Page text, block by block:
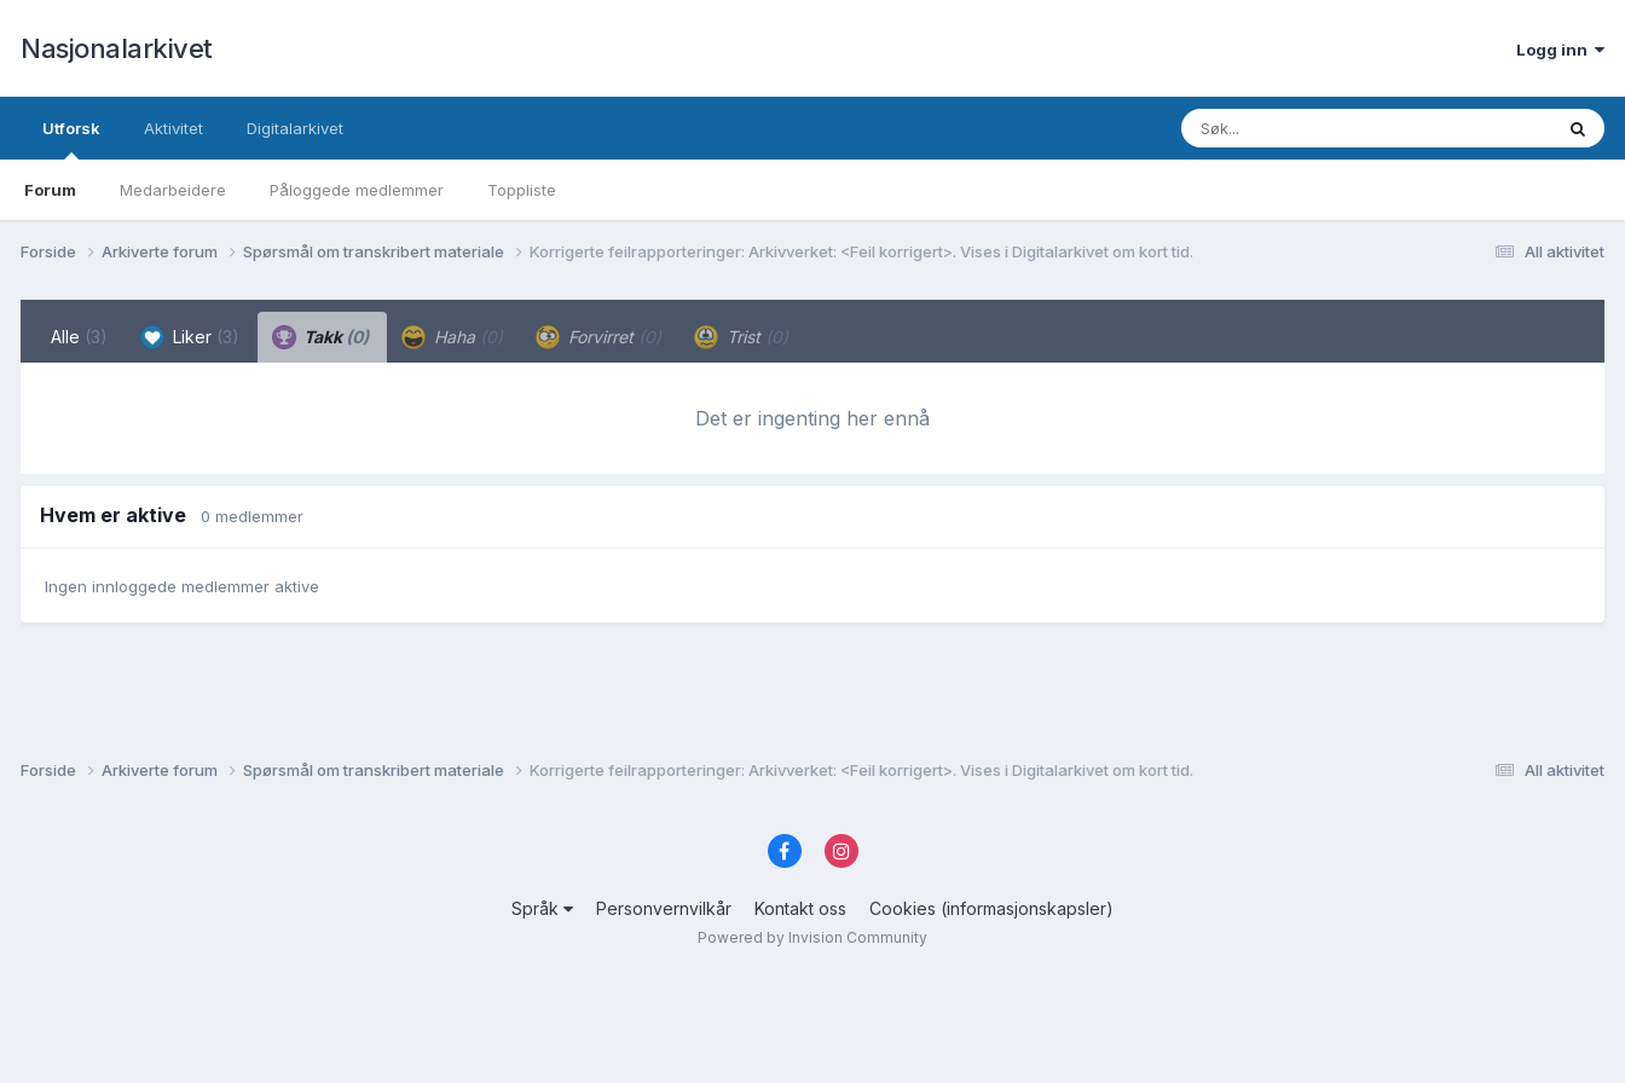
Nasjonalarkivet Logg inn
Utforsk
Forum Medarbeidere Påloggede medlemmer Toppliste
Aktivitet Digitalarkivet
All aktivitet
Forside Arkiverte forum Spørsmål om transkribert materiale Korrigerte feilrapporteringer: Arkivverket: <Feil korrigert>. Vises i Digitalarkivet om kort tid.
Alle (3) Liker (3) Takk(0) Haha (0) Forvirret (0) Trist (0)
Det er ingenting her ennå
Hvem er aktive 0 medlemmer
Ingen innloggede medlemmer aktive
All aktivitet
Forside Arkiverte forum Spørsmål om transkribert materiale Korrigerte feilrapporteringer: Arkivverket: <Feil korrigert>. Vises i Digitalarkivet om kort tid.
Språk Personvernvilkår Kontakt oss Cookies (informasjonskapsler)
Powered by Invision Community